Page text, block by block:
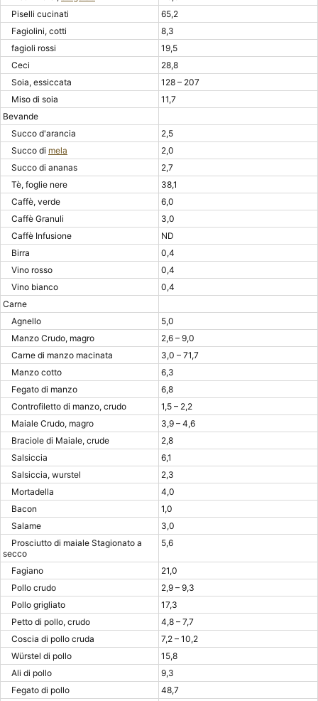
Piselli cucinati
65,2
Fagiolini, cotti
8,3
fagioli rossi
19,5
Ceci
28,8
Soia, essiccata
128 – 207
Miso di soia
11,7
Bevande
Succo d'arancia
2,5
Succo di mela
2,0
Succo di ananas
2,7
Tè, foglie nere
38,1
Caffè, verde
6,0
Caffè Granuli
3,0
Caffè Infusione
ND
Birra
0,4
Vino rosso
0,4
Vino bianco
0,4
Carne
Agnello
5,0
Manzo Crudo, magro
2,6 – 9,0
Carne di manzo macinata
3,0 – 71,7
Manzo cotto
6,3
Fegato di manzo
6,8
Controfiletto di manzo, crudo
1,5 – 2,2
Maiale Crudo, magro
3,9 – 4,6
Braciole di Maiale, crude
2,8
Salsiccia
6,1
Salsiccia, wurstel
2,3
Mortadella
4,0
Bacon
1,0
Salame
3,0
Prosciutto di maiale Stagionato a
secco
5,6
Fagiano
21,0
Pollo crudo
2,9 – 9,3
Pollo grigliato
17,3
Petto di pollo, crudo
4,8 – 7,7
Coscia di pollo cruda
7,2 – 10,2
Würstel di pollo
15,8
Ali di pollo
9,3
Fegato di pollo
48,7